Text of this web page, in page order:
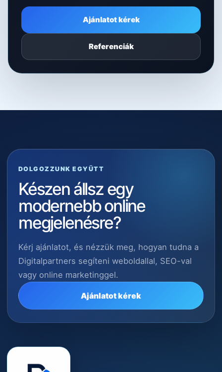
Ajánlatot kérek
Referenciák
DOLGOZZUNK EGYÜTT
Készen állsz egy
modernebb online
megjelenésre?
Kérj ajánlatot, és nézzük meg, hogyan tudna a
Digitalpartners segíteni weboldallal, SEO-val
vagy online marketinggel.
Ajánlatot kérek